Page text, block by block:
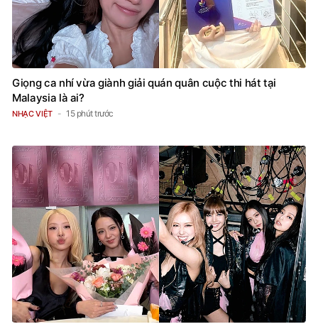
Giọng ca nhí vừa giành giải quán quân cuộc thi hát tại
Malaysia là ai?
NHẠC VIỆT 15 phút trước